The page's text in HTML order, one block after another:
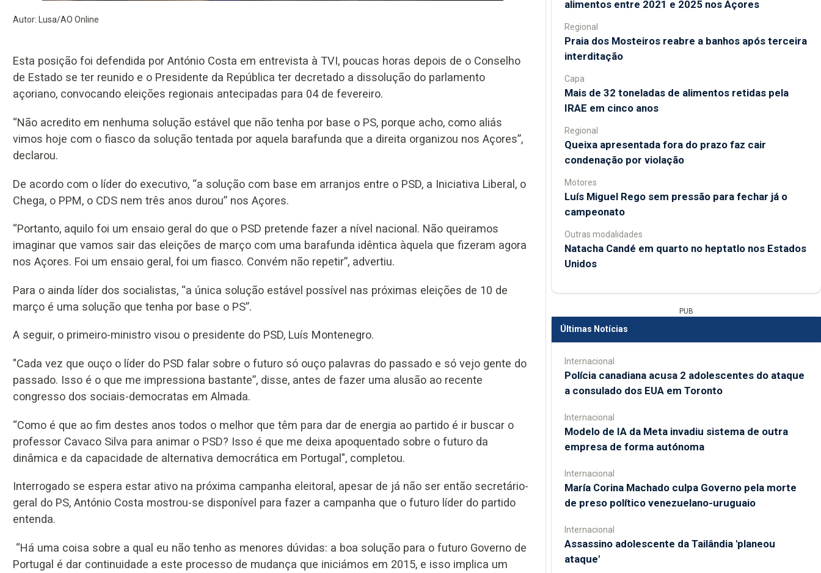
Autor: Lusa/AO Online
Esta posição foi defendida por António Costa em entrevista à TVI, poucas horas depois de o Conselho
de Estado se ter reunido e o Presidente da República ter decretado a dissolução do parlamento
açoriano, convocando eleições regionais antecipadas para 04 de fevereiro.
“Não acredito em nenhuma solução estável que não tenha por base o PS, porque acho, como aliás
vimos hoje com o fiasco da solução tentada por aquela barafunda que a direita organizou nos Açores”,
declarou.
De acordo com o líder do executivo, “a solução com base em arranjos entre o PSD, a Iniciativa Liberal, o
Chega, o PPM, o CDS nem três anos durou” nos Açores.
“Portanto, aquilo foi um ensaio geral do que o PSD pretende fazer a nível nacional. Não queiramos
imaginar que vamos sair das eleições de março com uma barafunda idêntica àquela que fizeram agora
nos Açores. Foi um ensaio geral, foi um fiasco. Convém não repetir”, advertiu.
Para o ainda líder dos socialistas, “a única solução estável possível nas próximas eleições de 10 de
março é uma solução que tenha por base o PS”.
A seguir, o primeiro-ministro visou o presidente do PSD, Luís Montenegro.
"Cada vez que ouço o líder do PSD falar sobre o futuro só ouço palavras do passado e só vejo gente do
passado. Isso é o que me impressiona bastante”, disse, antes de fazer uma alusão ao recente
congresso dos sociais-democratas em Almada.
“Como é que ao fim destes anos todos o melhor que têm para dar de energia ao partido é ir buscar o
professor Cavaco Silva para animar o PSD? Isso é que me deixa apoquentado sobre o futuro da
dinâmica e da capacidade de alternativa democrática em Portugal", completou.
Interrogado se espera estar ativo na próxima campanha eleitoral, apesar de já não ser então secretário-
geral do PS, António Costa mostrou-se disponível para fazer a campanha que o futuro líder do partido
entenda.
“Há uma coisa sobre a qual eu não tenho as menores dúvidas: a boa solução para o futuro Governo de
Portugal é dar continuidade a este processo de mudança que iniciámos em 2015, e isso implica um
alimentos entre 2021 e 2025 nos Açores
Regional
Praia dos Mosteiros reabre a banhos após terceira
interditação
Capa
Mais de 32 toneladas de alimentos retidas pela
IRAE em cinco anos
Regional
Queixa apresentada fora do prazo faz cair
condenação por violação
Motores
Luís Miguel Rego sem pressão para fechar já o
campeonato
Outras modalidades
Natacha Candé em quarto no heptatlo nos Estados
Unidos
PUB
Últimas Notícias
Internacional
Polícia canadiana acusa 2 adolescentes do ataque
a consulado dos EUA em Toronto
Internacional
Modelo de IA da Meta invadiu sistema de outra
empresa de forma autónoma
Internacional
María Corina Machado culpa Governo pela morte
de preso político venezuelano-uruguaio
Internacional
Assassino adolescente da Tailândia 'planeou
ataque'